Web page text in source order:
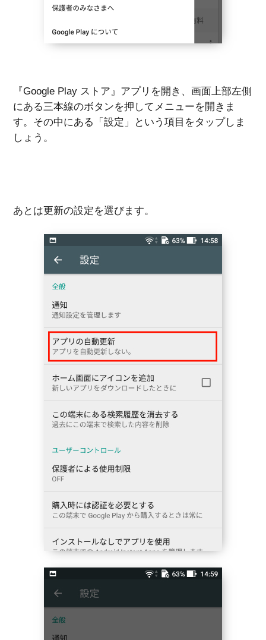
『Google Play ストア』アプリを開き、画面上部左側
にある三本線のボタンを押してメニューを開きま
す。その中にある「設定」という項目をタップしま
しょう。
あとは更新の設定を選びます。